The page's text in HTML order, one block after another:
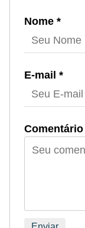
Nome *
E-mail *
Comentário